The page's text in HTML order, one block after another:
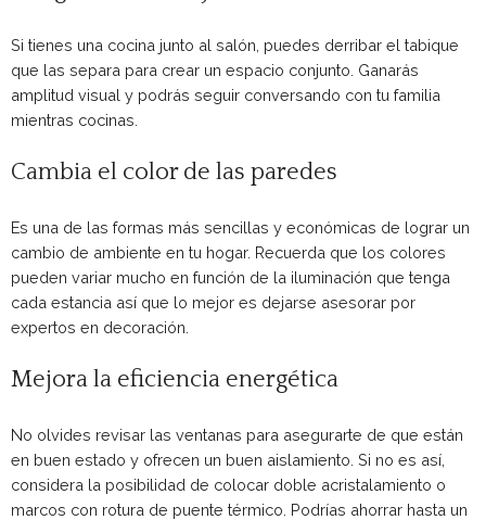
Si tienes una cocina junto al salón, puedes derribar el tabique
que las separa para crear un espacio conjunto. Ganarás
amplitud visual y podrás seguir conversando con tu familia
mientras cocinas.
Cambia el color de las paredes
Es una de las formas más sencillas y económicas de lograr un
cambio de ambiente en tu hogar. Recuerda que los colores
pueden variar mucho en función de la iluminación que tenga
cada estancia así que lo mejor es dejarse asesorar por
expertos en decoración.
Mejora la eficiencia energética
No olvides revisar las ventanas para asegurarte de que están
en buen estado y ofrecen un buen aislamiento. Si no es así,
considera la posibilidad de colocar doble acristalamiento o
marcos con rotura de puente térmico. Podrías ahorrar hasta un